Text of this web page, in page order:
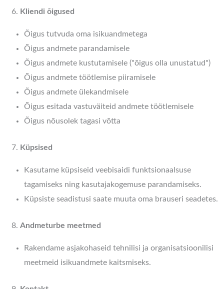
Kliendi õigused
Õigus tutvuda oma isikuandmetega
Õigus andmete parandamisele
Õigus andmete kustutamisele ("õigus olla unustatud")
Õigus andmete töötlemise piiramisele
Õigus andmete ülekandmisele
Õigus esitada vastuväiteid andmete töötlemisele
Õigus nõusolek tagasi võtta
Küpsised
Kasutame küpsiseid veebisaidi funktsionaalsuse
tagamiseks ning kasutajakogemuse parandamiseks.
Küpsiste seadistusi saate muuta oma brauseri seadetes.
Andmeturbe meetmed
Rakendame asjakohaseid tehnilisi ja organisatsioonilisi
meetmeid isikuandmete kaitsmiseks.